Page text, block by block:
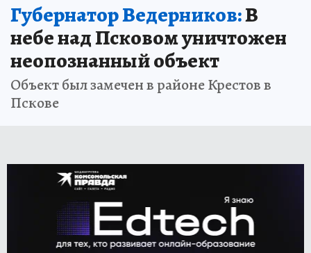
Губернатор Ведерников:В
небе над Псковом уничтожен
неопознанный объект
Объект был замечен в районе Крестов в
Пскове